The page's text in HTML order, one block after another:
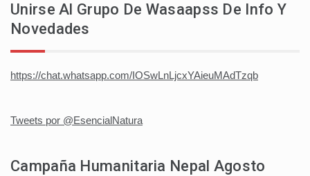
Unirse Al Grupo De Wasaapss De Info Y
Novedades
https://chat.whatsapp.com/IOSwLnLjcxYAieuMAdTzqb
Tweets por @EsencialNatura
Campaña Humanitaria Nepal Agosto